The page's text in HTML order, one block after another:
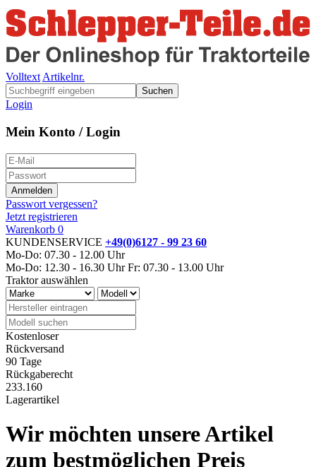
Volltext Artikelnr.
Suchen
Login
Mein Konto / Login
Passwort vergessen?
Jetzt registrieren
Warenkorb 0
KUNDENSERVICE +49(0)6127 - 99 23 60
Mo-Do: 07.30 - 12.00 Uhr
Mo-Do: 12.30 - 16.30 Uhr Fr: 07.30 - 13.00 Uhr
Traktor auswählen
Kostenloser
Rückversand
90 Tage
Rückgaberecht
233.160
Lagerartikel
Wir möchten unsere Artikel
zum bestmöglichen Preis